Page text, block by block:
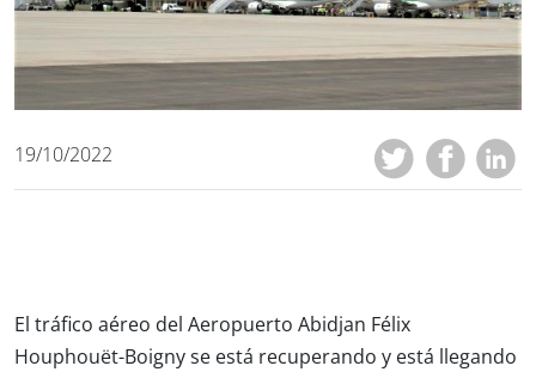
19/10/2022
El tráfico aéreo del Aeropuerto Abidjan Félix
Houphouët-Boigny se está recuperando y está llegando